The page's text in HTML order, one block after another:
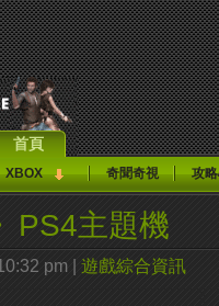
首頁
XBOX 奇聞奇視 攻
PS4主題機
pm | 遊戲綜合資訊